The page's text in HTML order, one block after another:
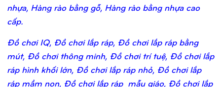
nhựa, Hàng rào bằng gỗ, Hàng rào bằng nhựa cao
cấp.
Đồ chơi IQ, Đồ chơi lắp ráp, Đồ chơi lắp ráp bằng
mút, Đồ chơi thông minh, Đồ chơi trí tuệ, Đồ chơi lắp
ráp hình khối lớn, Đồ chơi lắp ráp nhỏ, Đồ chơi lắp
ráp mầm non, Đồ chơi lắp ráp mẫu giáo, Đồ chơi lắp